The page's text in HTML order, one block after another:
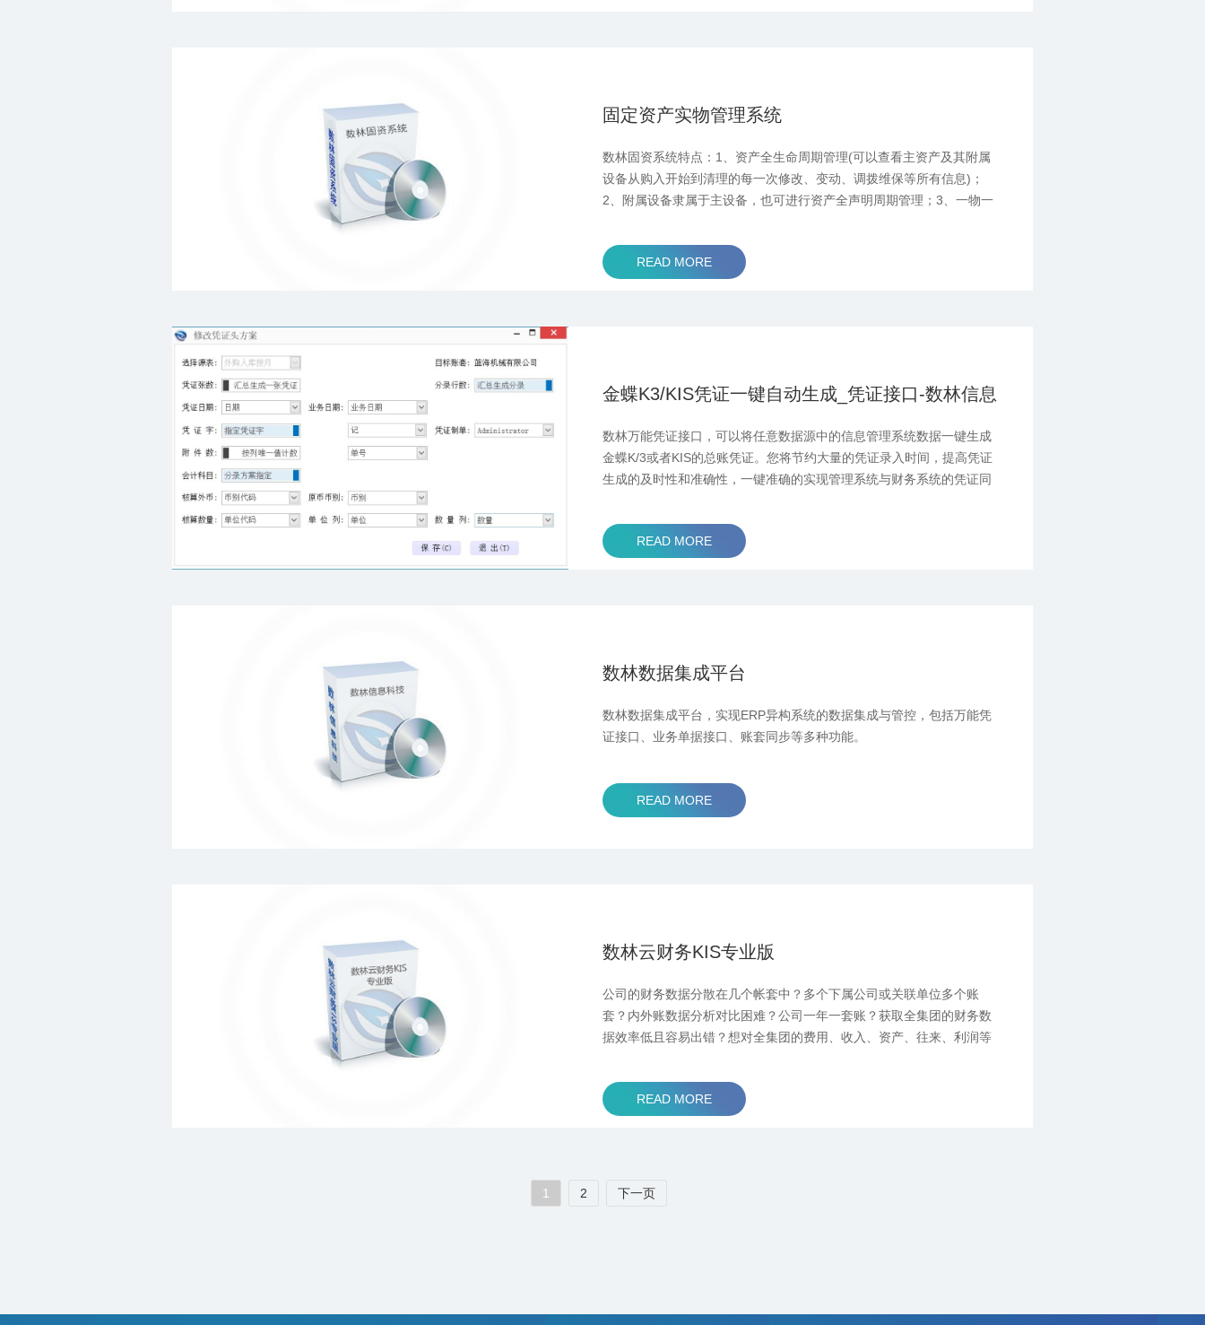
固定资产实物管理系统
数林固资系统特点：1、资产全生命周期管理(可以查看主资产及其附属
设备从购入开始到清理的每一次修改、变动、调拨维保等所有信息)；
2、附属设备隶属于主设备，也可进行资产全声明周期管理；3、一物一
等）；4 ...
READ MORE
金蝶K3/KIS凭证一键自动生成_凭证接口-数林信息
数林万能凭证接口，可以将任意数据源中的信息管理系统数据一键生成
金蝶K/3或者KIS的总账凭证。您将节约大量的凭证录入时间，提高凭证
生成的及时性和准确性，一键准确的实现管理系统与财务系统的凭证同
READ MORE
数林数据集成平台
数林数据集成平台，实现ERP异构系统的数据集成与管控，包括万能凭
证接口、业务单据接口、账套同步等多种功能。
READ MORE
数林云财务KIS专业版
公司的财务数据分散在几个帐套中？多个下属公司或关联单位多个账
套？内外账数据分析对比困难？公司一年一套账？获取全集团的财务数
据效率低且容易出错？想对全集团的费用、收入、资产、往来、利润等
的上述困扰 ...
READ MORE
1 2 下一页